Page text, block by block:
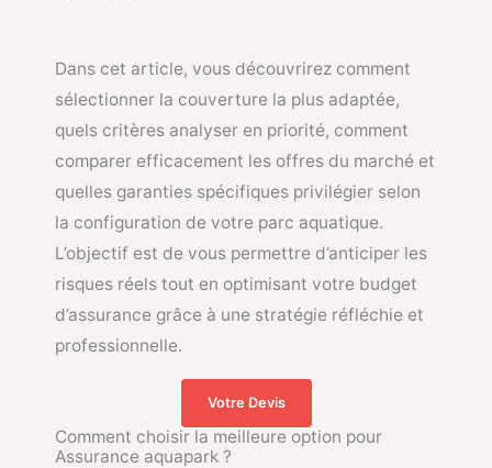
Dans cet article, vous découvrirez comment
sélectionner la couverture la plus adaptée,
quels critères analyser en priorité, comment
comparer efficacement les offres du marché et
quelles garanties spécifiques privilégier selon
la configuration de votre parc aquatique.
L’objectif est de vous permettre d’anticiper les
risques réels tout en optimisant votre budget
d’assurance grâce à une stratégie réfléchie et
professionnelle.
Votre Devis
Comment choisir la meilleure option pour
Assurance aquapark ?